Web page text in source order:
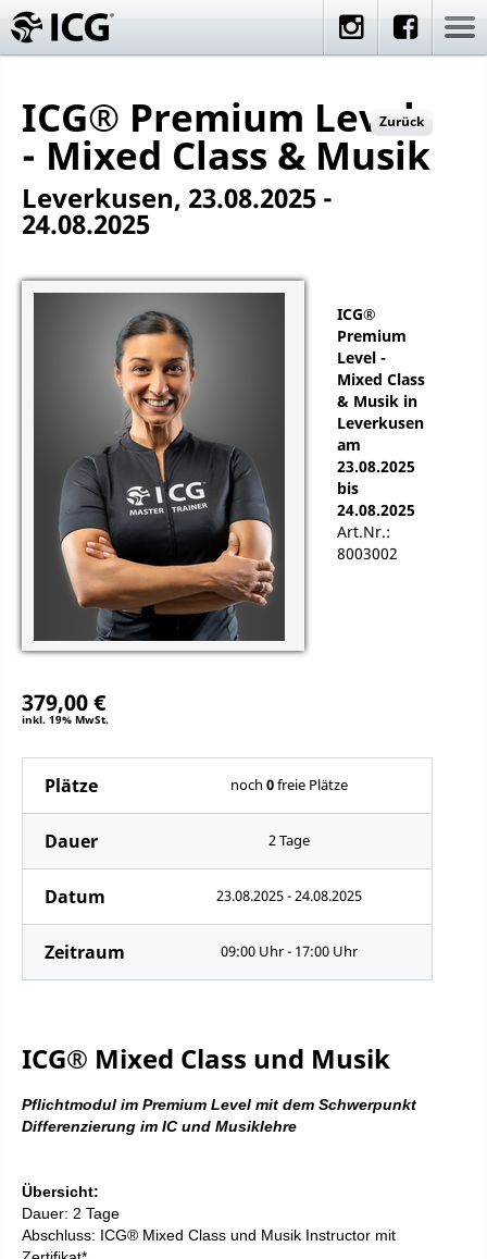
ICG® Premium Level
- Mixed Class & Musik
Zurück
Leverkusen, 23.08.2025 -
24.08.2025
ICG®
Premium
Level -
Mixed Class
& Musik in
Leverkusen
am
23.08.2025
bis
24.08.2025
Art.Nr.:
8003002
379,00 €
inkl. 19% MwSt.
Plätze noch 0freie Plätze
Dauer 2 Tage
Datum 23.08.2025 - 24.08.2025
Zeitraum 09:00 Uhr - 17:00 Uhr
ICG® Mixed Class und Musik
Pflichtmodul im Premium Level mit dem Schwerpunkt
Differenzierung im IC und Musiklehre
Übersicht:
Dauer: 2 Tage
Abschluss: ICG® Mixed Class und Musik Instructor mit